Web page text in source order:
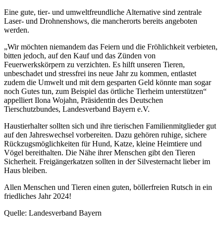
Eine gute, tier- und umweltfreundliche Alternative sind zentrale
Laser- und Drohnenshows, die mancherorts bereits angeboten
werden.
„Wir möchten niemandem das Feiern und die Fröhlichkeit verbieten,
bitten jedoch, auf den Kauf und das Zünden von
Feuerwerkskörpern zu verzichten. Es hilft unseren Tieren,
unbeschadet und stressfrei ins neue Jahr zu kommen, entlastet
zudem die Umwelt und mit dem gesparten Geld könnte man sogar
noch Gutes tun, zum Beispiel das örtliche Tierheim unterstützen“
appelliert Ilona Wojahn, Präsidentin des Deutschen
Tierschutzbundes, Landesverband Bayern e.V.
Haustierhalter sollten sich und ihre tierischen Familienmitglieder gut
auf den Jahreswechsel vorbereiten. Dazu gehören ruhige, sichere
Rückzugsmöglichkeiten für Hund, Katze, kleine Heimtiere und
Vögel bereithalten. Die Nähe ihrer Menschen gibt den Tieren
Sicherheit. Freigängerkatzen sollten in der Silvesternacht lieber im
Haus bleiben.
Allen Menschen und Tieren einen guten, böllerfreien Rutsch in ein
friedliches Jahr 2024!
Quelle: Landesverband Bayern